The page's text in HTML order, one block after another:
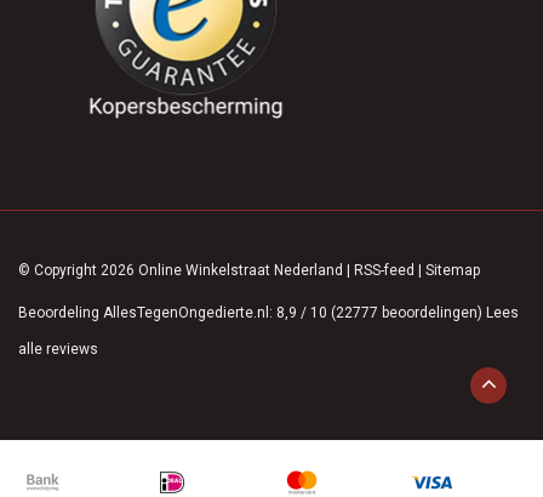
© Copyright 2026 Online Winkelstraat Nederland RSS-feed Sitemap
Beoordeling AllesTegenOngedierte.nl : 8,9 / 10 (22777 beoordelingen) Lees
alle reviews